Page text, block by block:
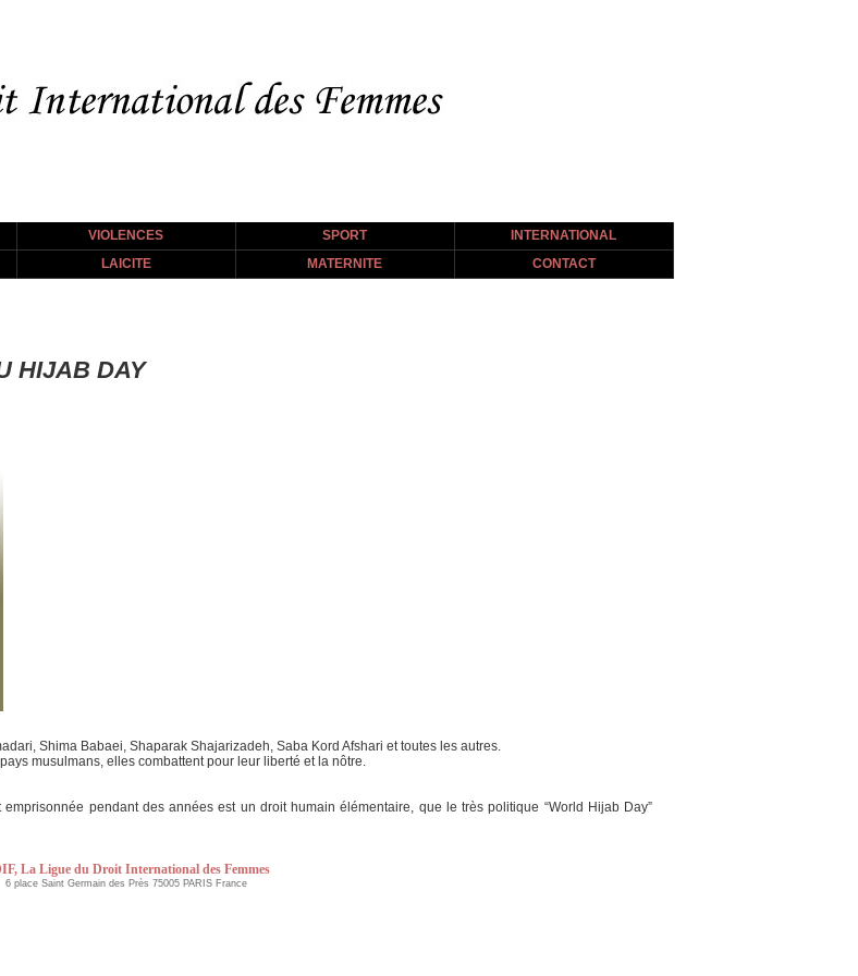
VIOLENCES SPORT
INTERNATIONAL
LAICITE MATERNITE CONTACT
HIJAB DAY
Shima Babaei, Shaparak Shajarizadeh, Saba Kord Afshari et toutes les autres.
musulmans, elles combattent pour leur liberté et la nôtre.
pendant des années est un droit humain élémentaire, que le très politique “World Hijab Day”
La Ligue du Droit International des Femmes
6 place Saint Germain des Près 75005 PARIS France